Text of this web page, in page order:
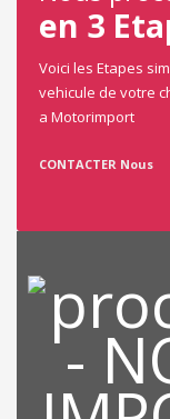
en 3
Voici les Etapes
vehicule de votre
a Motorimport
CONTACTER Nous